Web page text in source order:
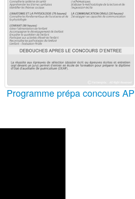
Programme prépa concours AP